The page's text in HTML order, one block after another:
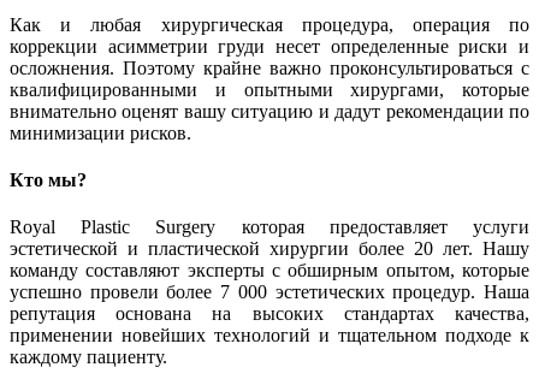
Как и любая хирургическая процедура, операция по
коррекции асимметрии груди несет определенные риски и
осложнения. Поэтому крайне важно проконсультироваться с
квалифицированными и опытными хирургами, которые
внимательно оценят вашу ситуацию и дадут рекомендации по
минимизации рисков.
Кто мы?
Royal Plastic Surgery которая предоставляет услуги
эстетической и пластической хирургии более 20 лет. Нашу
команду составляют эксперты с обширным опытом, которые
успешно провели более 7 000 эстетических процедур. Наша
репутация основана на высоких стандартах качества,
применении новейших технологий и тщательном подходе к
каждому пациенту.